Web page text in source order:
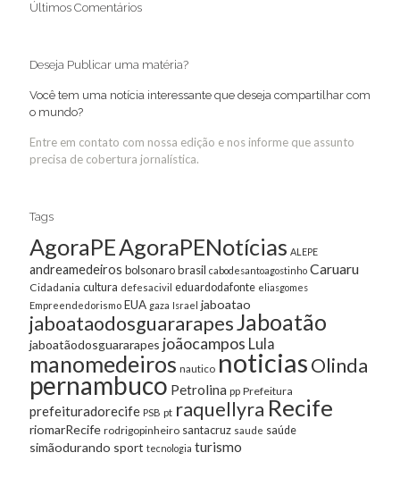
Últimos Comentários
Deseja Publicar uma matéria?
Você tem uma notícia interessante que deseja compartilhar com
o mundo?
Entre em contato com nossa edição e nos informe que assunto
precisa de cobertura jornalística.
Tags
AgoraPEAgoraPENotícias ALEPE
andreamedeiros bolsonarobrasil cabodesantoagostinho Caruaru
Cidadania cultura defesacivil eduardodafonte eliasgomes
Empreendedorismo EUA gaza Israel jaboatao
jaboataodosguararapesJaboatão
jaboatãodosguararapes joãocampos Lula
manomedeiros nautico noticiasOlinda
pernambuco Petrolina pp Prefeitura
prefeituradorecife PSB pt raquellyra Recife
riomarRecife rodrigopinheiro santacruz saude saúde
simãodurando sport tecnologia turismo